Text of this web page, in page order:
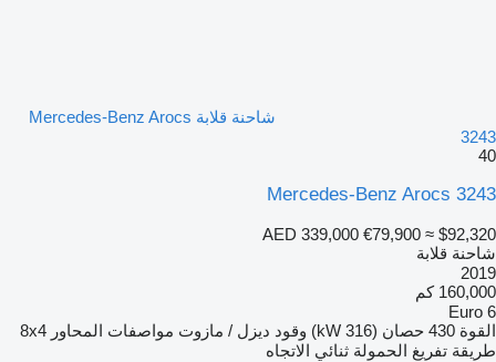
شاحنة قلابة Mercedes-Benz Arocs
3243
40
Mercedes-Benz Arocs 3243
AED 339,000 €79,900 ≈ $92,320
شاحنة قلابة
2019
160,000 كم
Euro 6
القوة 430 حصان (316 kW) وقود ديزل / مازوت مواصفات المحاور 8x4
طريقة تفريغ الحمولة ثنائي الاتجاه